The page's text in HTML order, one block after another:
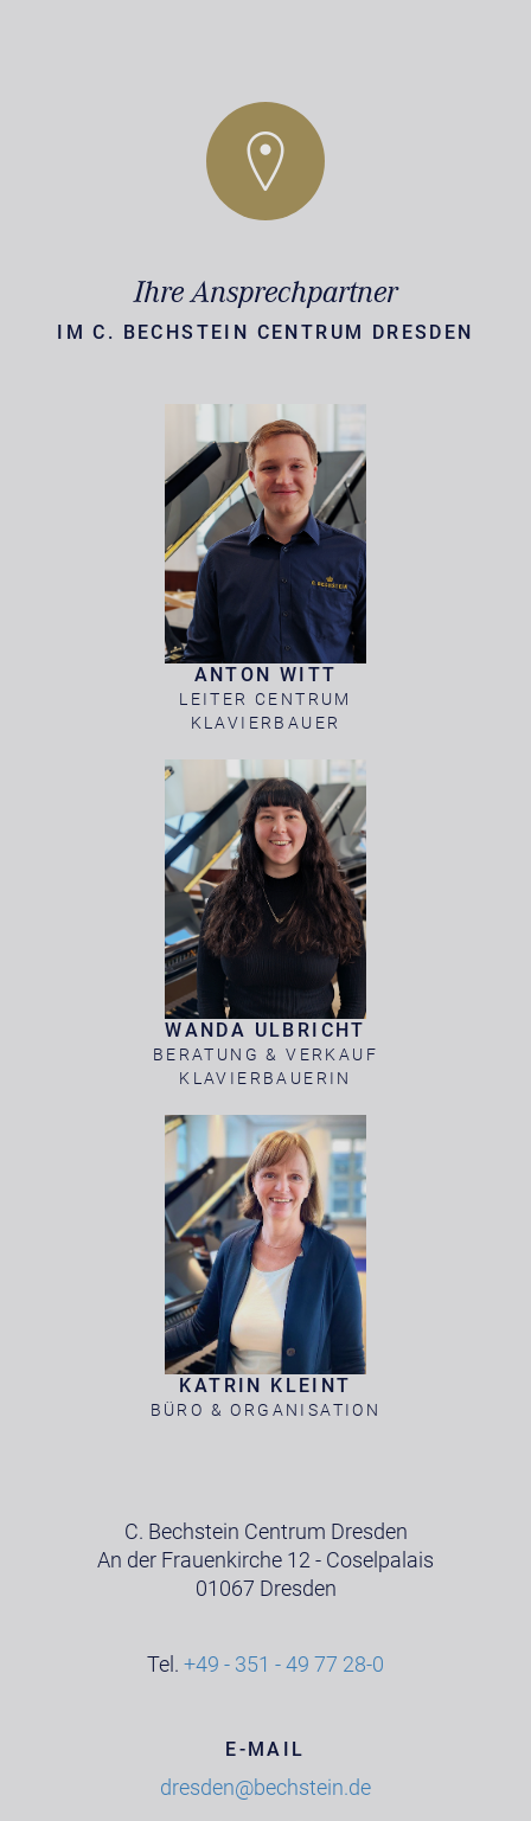
Ihre Ansprechpartner
IM C. BECHSTEIN CENTRUM DRESDEN
ANTON WITT
LEITER CENTRUM
KLAVIERBAUER
WANDA ULBRICHT
BERATUNG & VERKAUF
KLAVIERBAUERIN
KATRIN KLEINT
BÜRO & ORGANISATION
C. Bechstein Centrum Dresden
An der Frauenkirche 12 - Coselpalais
01067 Dresden
Tel. +49 - 351 - 49 77 28-0
E-MAIL
dresden@bechstein.de